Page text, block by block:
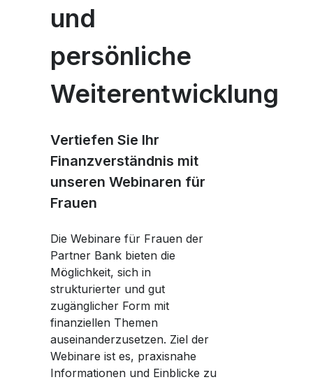
und
persönliche
Weiterentwicklung
Vertiefen Sie Ihr
Finanzverständnis mit
unseren Webinaren für
Frauen
Die Webinare für Frauen der
Partner Bank bieten die
Möglichkeit, sich in
strukturierter und gut
zugänglicher Form mit
finanziellen Themen
auseinanderzusetzen. Ziel der
Webinare ist es, praxisnahe
Informationen und Einblicke zu